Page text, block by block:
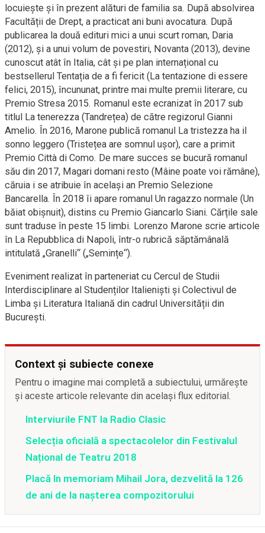
locuiește și în prezent alături de familia sa. După absolvirea
Facultății de Drept, a practicat ani buni avocatura. După
publicarea la două edituri mici a unui scurt roman, Daria
(2012), și a unui volum de povestiri, Novanta (2013), devine
cunoscut atât în Italia, cât și pe plan internațional cu
bestsellerul Tentația de a fi fericit (La tentazione di essere
felici, 2015), încununat, printre mai multe premii literare, cu
Premio Stresa 2015. Romanul este ecranizat în 2017 sub
titlul La tenerezza (Tandrețea) de către regizorul Gianni
Amelio. În 2016, Marone publică romanul La tristezza ha il
sonno leggero (Tristețea are somnul ușor), care a primit
Premio Città di Como. De mare succes se bucură romanul
său din 2017, Magari domani resto (Mâine poate voi rămâne),
căruia i se atribuie în același an Premio Selezione
Bancarella. În 2018 îi apare romanul Un ragazzo normale (Un
băiat obișnuit), distins cu Premio Giancarlo Siani. Cărțile sale
sunt traduse în peste 15 limbi. Lorenzo Marone scrie articole
în La Repubblica di Napoli, într-o rubrică săptămânală
intitulată „Granelli“ („Semințe“).
Eveniment realizat în parteneriat cu Cercul de Studii
Interdisciplinare al Studenților Italieniști și Colectivul de
Limba și Literatura Italiană din cadrul Universității din
București.
Context și subiecte conexe
Pentru o imagine mai completă a subiectului, urmărește
și aceste articole relevante din același flux editorial.
Interviurile FNT la Radio Clasic
Selecția oficială a spectacolelor din Festivalul
Național de Teatru 2018
Placă In memoriam Mihail Jora, dezvelită la 126
de ani de la naşterea compozitorului